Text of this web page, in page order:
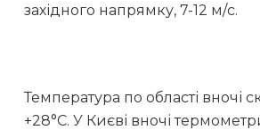
західного напрямку, 7-12 м/с.
Температура по області вночі
+28°С. У Києві вночі